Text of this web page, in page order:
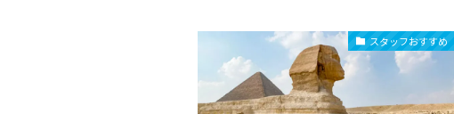
スタッフおすすめ